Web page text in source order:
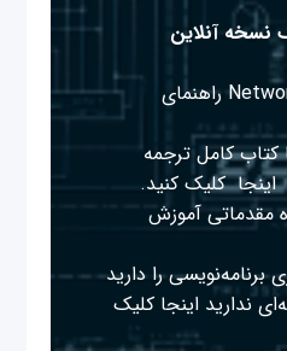
نسخه آنلاین
+Network راهنمای
کتاب کامل ترجمه
اینجا کلیک کنید.
مقدماتی آموزش
برنامه‌نویسی را دارید
نداریداینجا کلیک